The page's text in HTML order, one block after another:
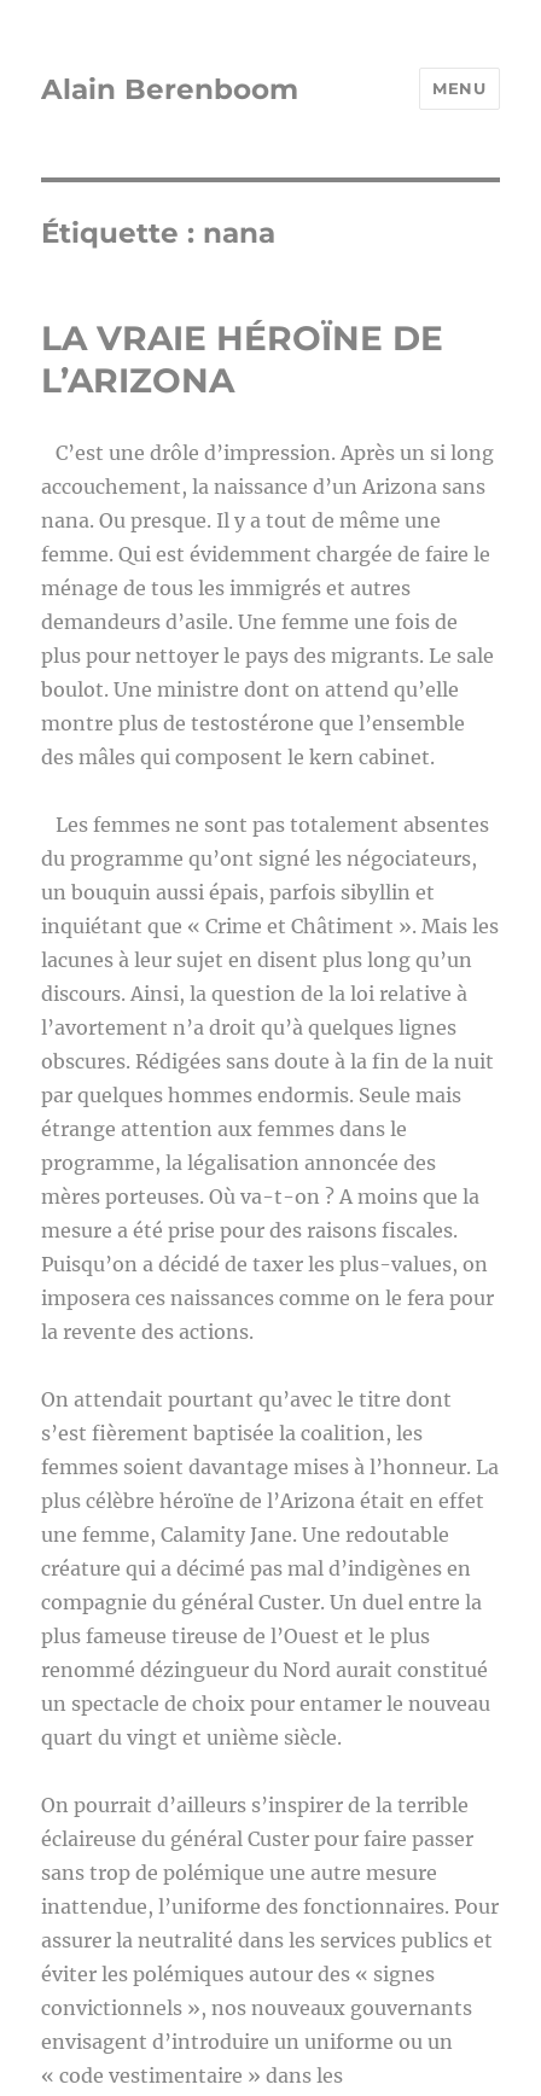
Alain Berenboom MENU
Étiquette : nana
LA VRAIE HÉROÏNE DE
L’ARIZONA
C’est une drôle d’impression. Après un si long
accouchement, la naissance d’un Arizona sans
nana. Ou presque. Il y a tout de même une
femme. Qui est évidemment chargée de faire le
ménage de tous les immigrés et autres
demandeurs d’asile. Une femme une fois de
plus pour nettoyer le pays des migrants. Le sale
boulot. Une ministre dont on attend qu’elle
montre plus de testostérone que l’ensemble
des mâles qui composent le kern cabinet.
Les femmes ne sont pas totalement absentes
du programme qu’ont signé les négociateurs,
un bouquin aussi épais, parfois sibyllin et
inquiétant que « Crime et Châtiment ». Mais les
lacunes à leur sujet en disent plus long qu’un
discours. Ainsi, la question de la loi relative à
l’avortement n’a droit qu’à quelques lignes
obscures. Rédigées sans doute à la fin de la nuit
par quelques hommes endormis. Seule mais
étrange attention aux femmes dans le
programme, la légalisation annoncée des
mères porteuses. Où va-t-on ? A moins que la
mesure a été prise pour des raisons fiscales.
Puisqu’on a décidé de taxer les plus-values, on
imposera ces naissances comme on le fera pour
la revente des actions.
On attendait pourtant qu’avec le titre dont
s’est fièrement baptisée la coalition, les
femmes soient davantage mises à l’honneur. La
plus célèbre héroïne de l’Arizona était en effet
une femme, Calamity Jane. Une redoutable
créature qui a décimé pas mal d’indigènes en
compagnie du général Custer. Un duel entre la
plus fameuse tireuse de l’Ouest et le plus
renommé dézingueur du Nord aurait constitué
un spectacle de choix pour entamer le nouveau
quart du vingt et unième siècle.
On pourrait d’ailleurs s’inspirer de la terrible
éclaireuse du général Custer pour faire passer
sans trop de polémique une autre mesure
inattendue, l’uniforme des fonctionnaires. Pour
assurer la neutralité dans les services publics et
éviter les polémiques autour des « signes
convictionnels », nos nouveaux gouvernants
envisagent d’introduire un uniforme ou un
« code vestimentaire » dans les